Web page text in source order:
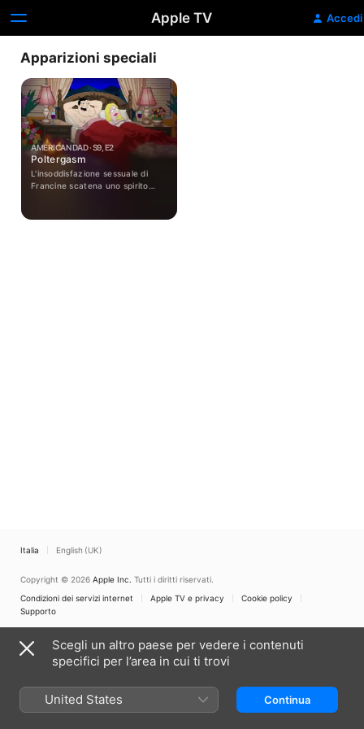
Apple TV Accedi
Apparizioni speciali
AMERICAN DAD · S9, E2
Poltergasm
L'insoddisfazione sessuale di
Francine scatena uno spirito
proprio approccio al come fare
Italia English (UK)
Copyright © 2026 Apple Inc. Tutti i diritti riservati.
Condizioni dei servizi internet
Apple TV e privacy
Cookie policy
Supporto
Scegli un altro paese per vedere i contenuti
specifici per l’area in cui ti trovi
United States Continua